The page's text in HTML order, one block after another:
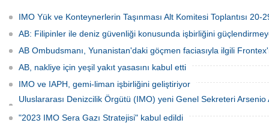
sağlanması amacıyla örgütün
önümüzdeki dört yıla ilişkin planlarını ve
odak alanlarını paylaştı.
IMO Yük ve Konteynerlerin Taşınması Alt Komitesi Toplantısı 20-
AB: Filipinler ile deniz güvenliği konusunda işbirliğini
AB Ombudsmanı, Yunanistan'daki göçmen faciasıyla ilgili
AB, nakliye için yeşil yakıt yasasını kabul etti
IMO ve IAPH, gemi-liman işbirliğini geliştiriyor
Uluslararası Denizcilik Örgütü (IMO) yeni Genel Sekreteri
"2023 IMO Sera Gazı Stratejisi" kabul edildi